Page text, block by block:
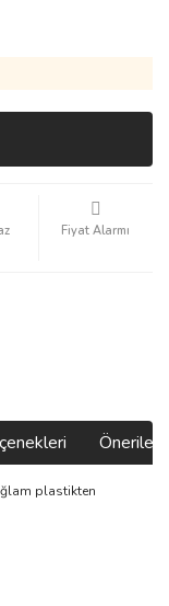
Fiyat Alarmı
plastikten